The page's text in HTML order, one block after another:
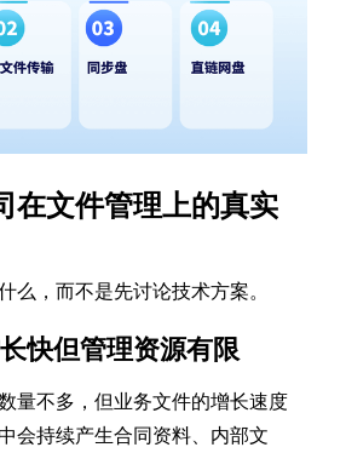
在文件管理上的真实
么，而不是先讨论技术方案。
快但管理资源有限
量不多，但业务文件的增长速度
会持续产生合同资料、内部文